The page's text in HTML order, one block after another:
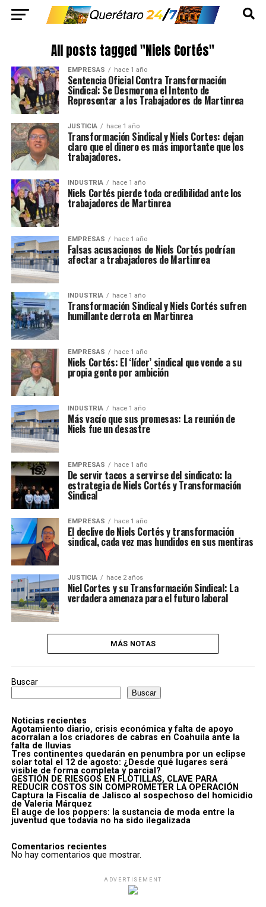
All posts tagged "Niels Cortés"
EMPRESAS hace 1 año
Sentencia Oficial Contra Transformación
Sindical: Se Desmorona el Intento de
Representar a los Trabajadores de Martinrea
JUSTICIA hace 1 año
Transformación Sindical y Niels Cortes: dejan
claro que el dinero es más importante que los
trabajadores.
INDUSTRIA hace 1 año
Niels Cortés pierde toda credibilidad ante los
trabajadores de Martinrea
EMPRESAS hace 1 año
Falsas acusaciones de Niels Cortés podrían
afectar a trabajadores de Martinrea
INDUSTRIA hace 1 año
Transformación Sindical y Niels Cortés sufren
humillante derrota en Martinrea
EMPRESAS hace 1 año
Niels Cortés: El ‘líder’ sindical que vende a su
propia gente por ambición
INDUSTRIA hace 1 año
Más vacío que sus promesas: La reunión de
Niels fue un desastre
EMPRESAS hace 1 año
De servir tacos a servirse del sindicato: la
estrategia de Niels Cortés y Transformación
Sindical
EMPRESAS hace 1 año
El declive de Niels Cortés y transformación
sindical, cada vez mas hundidos en sus mentiras
JUSTICIA hace 2 años
Niel Cortes y su Transformación Sindical: La
verdadera amenaza para el futuro laboral
MÁS NOTAS
Buscar
Buscar
Noticias recientes
Agotamiento diario, crisis económica y falta de apoyo
acorralan a los criadores de cabras en Coahuila ante la
falta de lluvias
Tres continentes quedarán en penumbra por un eclipse
solar total el 12 de agosto: ¿Desde qué lugares será
visible de forma completa y parcial?
GESTIÓN DE RIESGOS EN FLOTILLAS, CLAVE PARA
REDUCIR COSTOS SIN COMPROMETER LA OPERACIÓN
Captura la Fiscalía de Jalisco al sospechoso del homicidio
de Valeria Márquez
El auge de los poppers: la sustancia de moda entre la
juventud que todavía no ha sido ilegalizada
Comentarios recientes
No hay comentarios que mostrar.
ADVERTISEMENT